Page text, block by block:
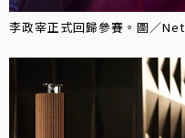
李政宰正式回歸參賽。圖／